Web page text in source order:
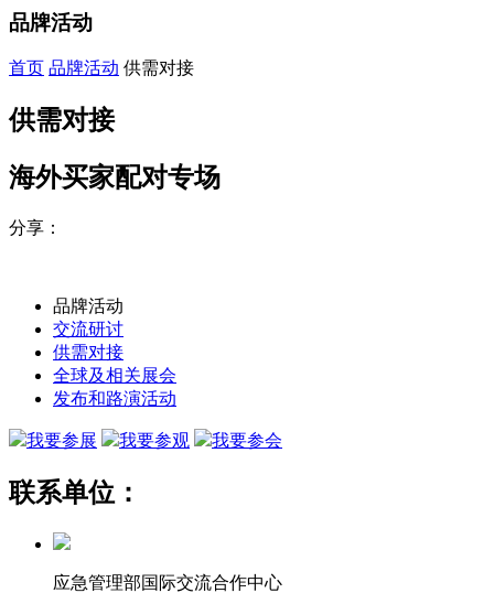
品牌活动
首页 品牌活动 供需对接
供需对接
海外买家配对专场
分享：
品牌活动
交流研讨
供需对接
全球及相关展会
发布和路演活动
我要参展 我要参观 我要参会
联系单位：
应急管理部国际交流合作中心